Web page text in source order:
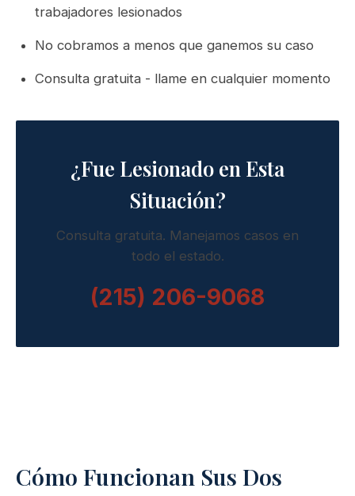
trabajadores lesionados
No cobramos a menos que ganemos su caso
Consulta gratuita - llame en cualquier momento
¿Fue Lesionado en Esta
Situación?
Consulta gratuita. Manejamos casos en
todo el estado.
(215) 206-9068
Cómo Funcionan Sus Dos